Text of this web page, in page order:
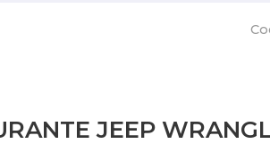
JEEP